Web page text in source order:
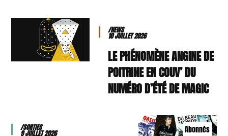
/NEWS
10 JUILLET 2026
LE PHÉNOMÈNE ANGINE DE
POITRINE EN COUV’ DU
NUMÉRO D’ÉTÉ DE MAGIC
Abonnés
/SORTIES
9 JUILLET 2026